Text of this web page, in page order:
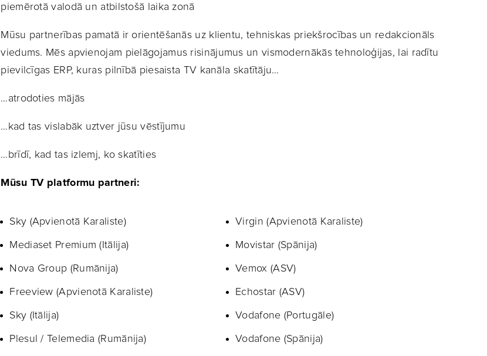
piemērotā valodā un atbilstošā laika zonā
Mūsu partnerības pamatā ir orientēšanās uz klientu, tehniskas priekšrocības un redakcionāls
viedums. Mēs apvienojam pielāgojamus risinājumus un vismodernākās tehnoloģijas, lai radītu
pievilcīgas ERP, kuras pilnībā piesaista TV kanāla skatītāju…
…atrodoties mājās
…kad tas vislabāk uztver jūsu vēstījumu
…brīdī, kad tas izlemj, ko skatīties
Mūsu TV platformu partneri:
Sky (Apvienotā Karaliste)
Mediaset Premium (Itālija)
Nova Group (Rumānija)
Freeview (Apvienotā Karaliste)
Sky (Itālija)
Plesul / Telemedia (Rumānija)
Virgin (Apvienotā Karaliste)
Movistar (Spānija)
Vemox (ASV)
Echostar (ASV)
Vodafone (Portugāle)
Vodafone (Spānija)